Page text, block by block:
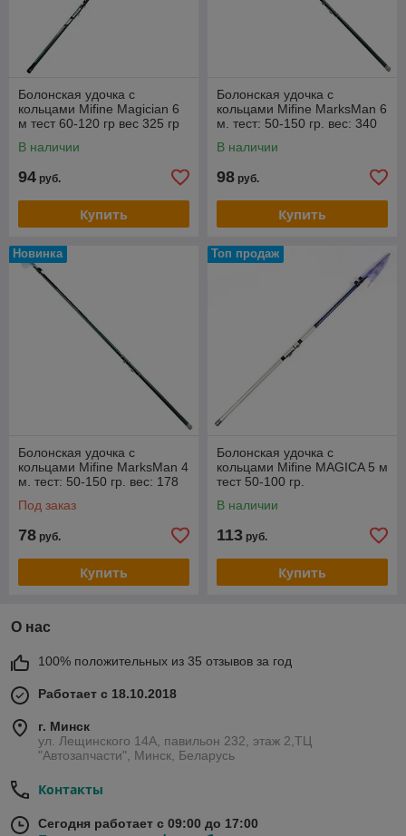
Болонская удочка с
кольцами Mifine Magician 6
м тест 60-120 гр вес 325 гр
В наличии
94 руб.
Купить
Болонская удочка с
кольцами Mifine MarksMan 6
м. тест: 50-150 гр. вес: 340
В наличии
98 руб.
Купить
Новинка
Болонская удочка с
кольцами Mifine MarksMan 4
м. тест: 50-150 гр. вес: 178
Под заказ
78 руб.
Купить
Топ продаж
Болонская удочка с
кольцами Mifine MAGICA 5 м
тест 50-100 гр.
В наличии
113 руб.
Купить
О нас
100% положительных из 35 отзывов за год
Работает с 18.10.2018
г. Минск
ул. Лещинского 14А, павильон 232, этаж 2,ТЦ
"Автозапчасти", Минск, Беларусь
Контакты
Сегодня работает с 09:00 до 17:00